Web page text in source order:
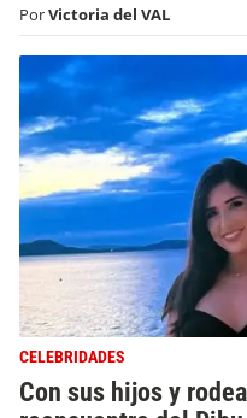
PorVictoria del VAL
CELEBRIDADES
Con sus hijos y